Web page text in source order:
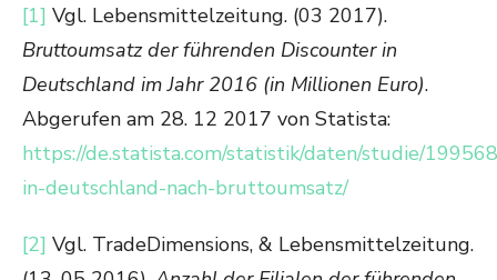
[1] Vgl. Lebensmittelzeitung. (03 2017).
Bruttoumsatz der führenden Discounter in
Deutschland im Jahr 2016 (in Millionen Euro).
Abgerufen am 28. 12 2017 von Statista:
https://de.statista.com/statistik/daten/studie/
in-deutschland-nach-bruttoumsatz/
[2] Vgl. TradeDimensions, & Lebensmittelzeitung.